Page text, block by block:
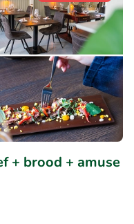
+ brood + amuse